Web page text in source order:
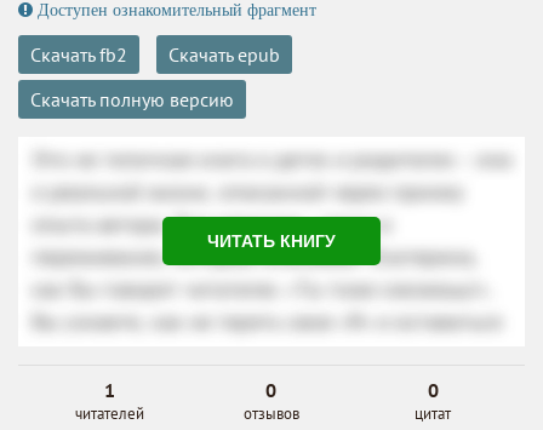
Доступен ознакомительный фрагмент
Скачать fb2
Скачать epub
Скачать полную версию
ЧИТАТЬ КНИГУ
1
читателей
0
отзывов
0
цитат